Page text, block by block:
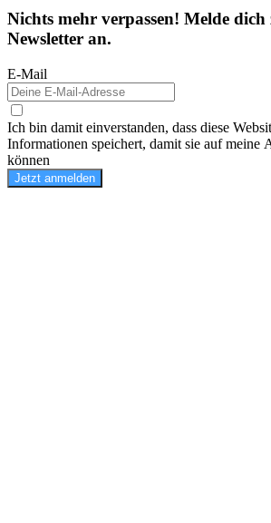
Nichts mehr verpassen! Melde dich
Newsletter an.
E-Mail
Ich bin damit einverstanden, dass diese
Informationen speichert, damit sie auf meine
können
Jetzt anmelden